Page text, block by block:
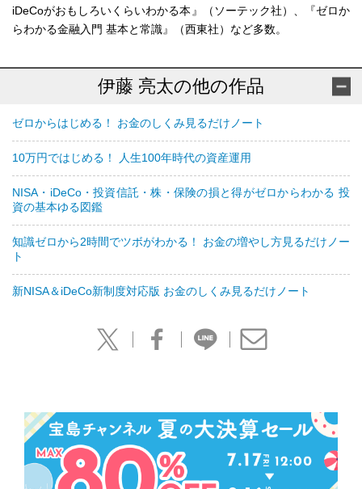
iDeCoがおもしろいくらいわかる本』（ソーテック社）、『ゼロか
らわかる金融入門 基本と常識』（西東社）など多数。
伊藤 亮太の他の作品
ゼロからはじめる！ お金のしくみ見るだけノート
10万円ではじめる！ 人生100年時代の資産運用
NISA・iDeCo・投資信託・株・保険の損と得がゼロからわかる 投
資の基本ゆる図鑑
知識ゼロから2時間でツボがわかる！ お金の増やし方見るだけノー
ト
新NISA＆iDeCo新制度対応版 お金のしくみ見るだけノート